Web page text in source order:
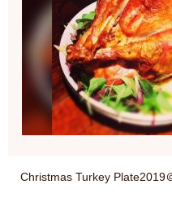
Christmas Turkey Plate2019